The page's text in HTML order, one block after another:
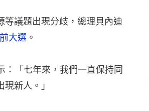
等議題出現分歧，總理貝內迪
大選 。
「七年來，我們一直保持同
新人。」